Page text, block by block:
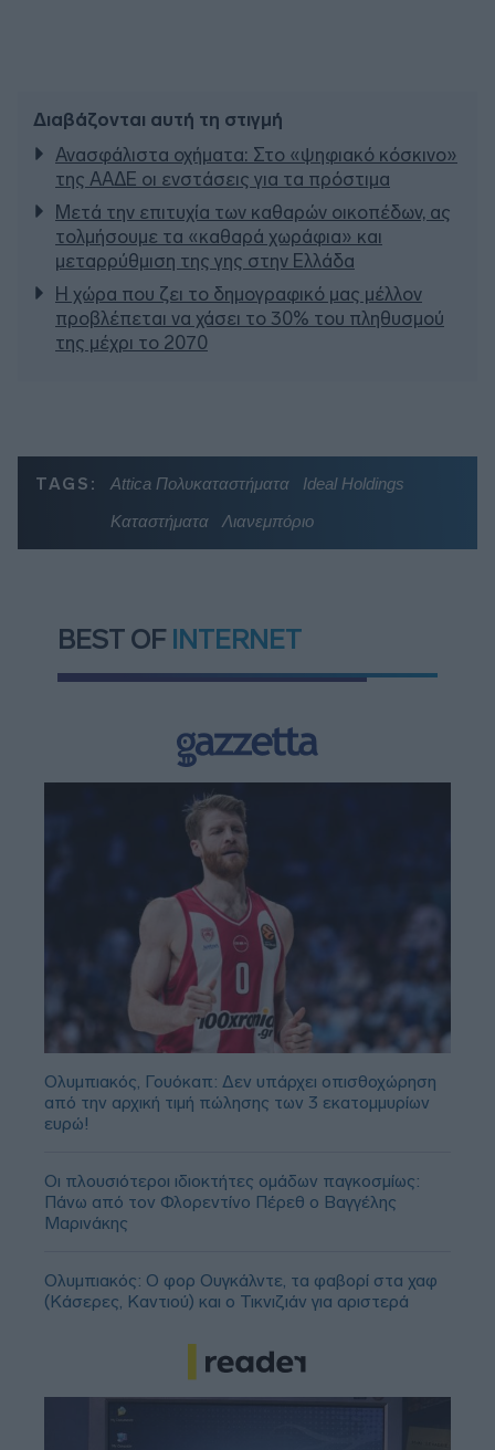
Διαβάζονται αυτή τη στιγμή
Ανασφάλιστα οχήματα: Στο «ψηφιακό κόσκινο»
της ΑΑΔΕ οι ενστάσεις για τα πρόστιμα
Μετά την επιτυχία των καθαρών οικοπέδων, ας
τολμήσουμε τα «καθαρά χωράφια» και
μεταρρύθμιση της γης στην Ελλάδα
Η χώρα που ζει το δημογραφικό μας μέλλον
προβλέπεται να χάσει το 30% του πληθυσμού
της μέχρι το 2070
TAGS: Attica Πολυκαταστήματα
Ideal Holdings
Καταστήματα
Λιανεμπόριο
BEST OF INTERNET
Ολυμπιακός, Γουόκαπ: Δεν υπάρχει οπισθοχώρηση
από την αρχική τιμή πώλησης των 3 εκατομμυρίων
ευρώ!
Οι πλουσιότεροι ιδιοκτήτες ομάδων παγκοσμίως:
Πάνω από τον Φλορεντίνο Πέρεθ ο Βαγγέλης
Μαρινάκης
Ολυμπιακός: Ο φορ Ουγκάλντε, τα φαβορί στα χαφ
(Κάσερες, Καντιού) και ο Τικνιζιάν για αριστερά